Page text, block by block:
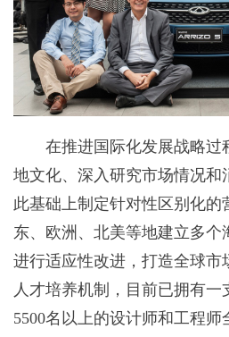
在推进国际化发展战略过
地文化、深入研究市场情况和
此基础上制定针对性区别化的
东、欧洲、北美等地建立多个
进行适应性改进，打造全球市
人才培养机制，目前已拥有一
5500名以上的设计师和工程